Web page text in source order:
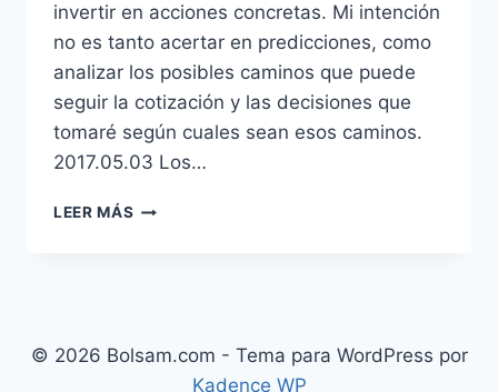
invertir en acciones concretas. Mi intención
no es tanto acertar en predicciones, como
analizar los posibles caminos que puede
seguir la cotización y las decisiones que
tomaré según cuales sean esos caminos.
2017.05.03 Los…
LEER MÁS ANÁLISIS
© 2026 Bolsam.com - Tema para WordPress por
Kadence WP